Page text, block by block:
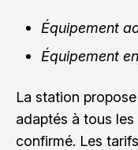
Équipement
Équipement
La station
adaptés à tous
confirmé. Les